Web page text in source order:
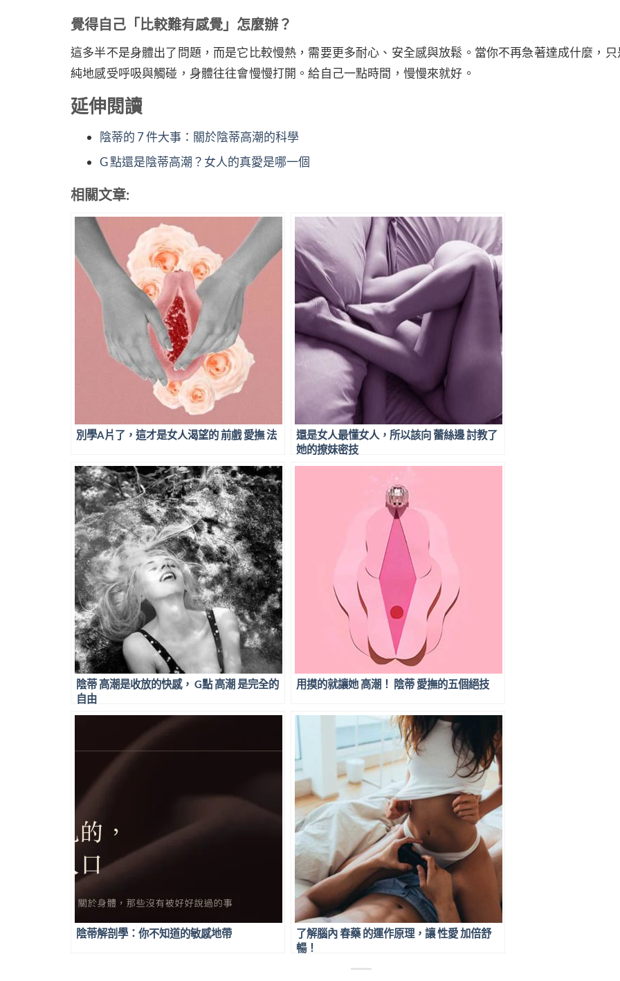
覺得自己「比較難有感覺」怎麼辦？
這多半不是身體出了問題，而是它比較慢熱，需要更多耐心、安全感與放鬆。當你不再急著達成什麼，只
純地感受呼吸與觸碰，身體往往會慢慢打開。給自己一點時間，慢慢來就好。
延伸閱讀
陰蒂的 7 件大事：關於陰蒂高潮的科學
G 點還是陰蒂高潮？女人的真愛是哪一個
相關文章:
別學A片了，這才是女人渴望的 前戲 愛撫 法
還是女人最懂女人，所以該向 蕾絲邊 討教了
她的撩妹密技
陰蒂 高潮是收放的快感， G點 高潮 是完全的
自由
用摸的就讓她 高潮！ 陰蒂 愛撫的五個絕技
陰蒂解剖學：你不知道的敏感地帶
了解腦內 春藥 的運作原理，讓 性愛 加倍舒
暢！